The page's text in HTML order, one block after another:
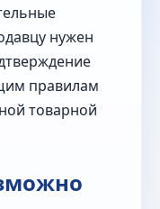
нужен
правилам
товарной